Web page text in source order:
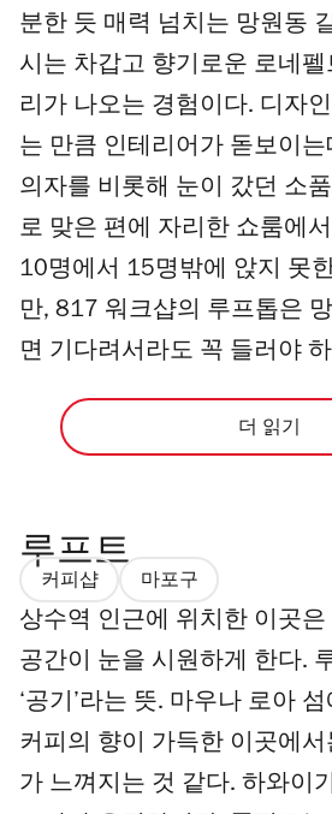
분한 듯 매력 넘치는 망원동
시는 차갑고 향기로운 로네펠
리가 나오는 경험이다. 디자
는 만큼 인테리어가 돋보이
의자를 비롯해 눈이 갔던 소
로 맞은 편에 자리한 쇼룸에
10명에서 15명밖에 앉지 못
만, 817 워크샵의 루프톱은
면 기다려서라도 꼭 들러야
더 읽기
루프트
커피샵 마포구
상수역 인근에 위치한 이곳
공간이 눈을 시원하게 한다.
‘공기’라는 뜻. 마우나 로아
커피의 향이 가득한 이곳에
가 느껴지는 것 같다. 하와이